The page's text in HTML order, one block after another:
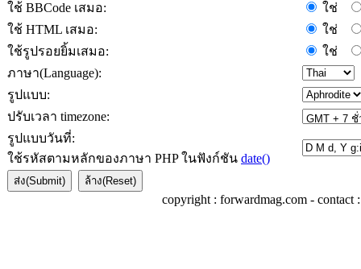
ใช้ BBCode เสมอ:
ใช่
ใช้ HTML เสมอ:
ใช่
ใช้รูปรอยยิ้มเสมอ:
ใช่
ภาษา(Language):
รูปแบบ:
ปรับเวลา timezone:
รูปแบบวันที่:
ใช้รหัสตามหลักของภาษา PHP ในฟังก์ชัน date()
copyright : forwardmag.com - contact